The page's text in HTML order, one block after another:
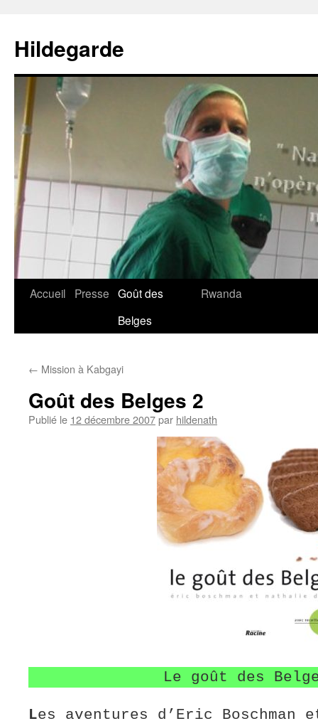
contenu
Hildegarde
Accueil Presse Goût des
Belges
Rwanda
← Mission à Kabgayi
Goût des Belges 2
Publié le 12 décembre 2007par hildenath
Le goût des
Les aventures d’Eric Boschman